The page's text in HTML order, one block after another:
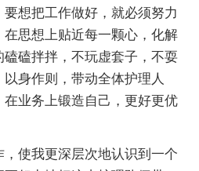
想把工作做好，就必须努力
思想上贴近每一颗心，化解
磕拌拌，不玩虚套子，不耍
身作则，带动全体护理人
在业务上锻造自己，更好更优
使我更深层次地认识到一个